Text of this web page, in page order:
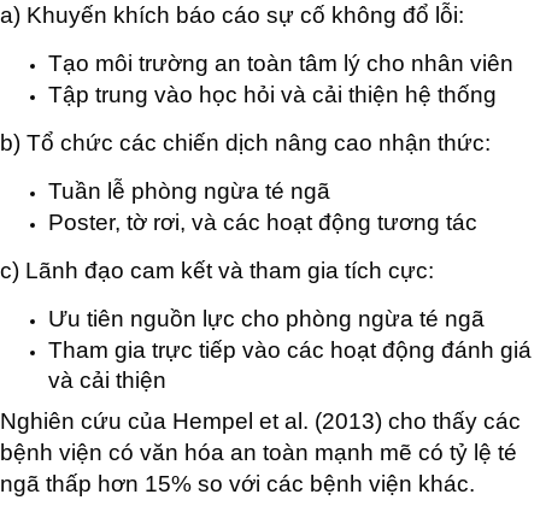
a) Khuyến khích báo cáo sự cố không đổ lỗi:
Tạo môi trường an toàn tâm lý cho nhân viên
Tập trung vào học hỏi và cải thiện hệ thống
b) Tổ chức các chiến dịch nâng cao nhận thức:
Tuần lễ phòng ngừa té ngã
Poster, tờ rơi, và các hoạt động tương tác
c) Lãnh đạo cam kết và tham gia tích cực:
Ưu tiên nguồn lực cho phòng ngừa té ngã
Tham gia trực tiếp vào các hoạt động đánh giá
và cải thiện
Nghiên cứu của Hempel et al. (2013) cho thấy các
bệnh viện có văn hóa an toàn mạnh mẽ có tỷ lệ té
ngã thấp hơn 15% so với các bệnh viện khác.